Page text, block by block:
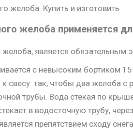
желоба применяется
желоба, является обязательным
с невысоким бортиком
свесу так, чтобы два желоба с
трубы. Вода стекая по
в водосточную трубу,
препятствием сходу